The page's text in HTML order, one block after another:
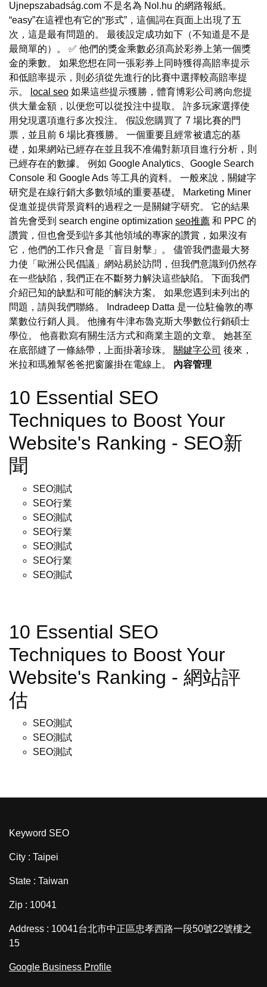
Ujnepszabadság.com 不是名為 Nol.hu 的網路報紙。
“easy”在這裡也有它的“形式”，這個詞在頁面上出現了五
次，這是最有問題的。 最後設定成功如下（不知道是不是
最簡單的）。 ✅ 他們的獎金乘數必須高於彩券上第一個獎
金的乘數。 如果您想在同一張彩券上同時獲得高賠率提示
和低賠率提示，則必須從先進行的比賽中選擇較高賠率提
示。
local seo 如果這些提示獲勝，體育博彩公司將向您提
供大量金額，以便您可以從投注中提取。 許多玩家選擇使
用兌現選項進行多次投注。 假設您購買了 7 場比賽的門
票，並且前 6 場比賽獲勝。 一個重要且經常被遺忘的基
礎，如果網站已經存在並且我不准備對新項目進行分析，則
已經存在的數據。 例如 Google Analytics、Google Search
Console 和 Google Ads 等工具的資料。 一般來說，關鍵字
研究是在線行銷大多數領域的重要基礎。 Marketing Miner
促進並提供背景資料的過程之一是關鍵字研究。 它的結果
首先會受到 search engine optimization seo推薦 和 PPC 的
讚賞，但也會受到許多其他領域的專家的讚賞，如果沒有
它，他們的工作只會是「盲目射擊」。 儘管我們盡最大努
力使「歐洲公民倡議」網站易於訪問，但我們意識到仍然存
在一些缺陷，我們正在不斷努力解決這些缺陷。 下面我們
介紹已知的缺點和可能的解決方案。 如果您遇到未列出的
問題，請與我們聯絡。 Indradeep Datta 是一位駐倫敦的專
業數位行銷人員。 他擁有牛津布魯克斯大學數位行銷碩士
學位。 他喜歡寫有關生活方式和商業主題的文章。 她甚至
在底部縫了一條絲帶，上面掛著珍珠。 關鍵字公司 後來，
米拉和瑪雅幫爸爸把窗簾掛在電線上。 內容管理
10 Essential SEO
Techniques to Boost Your
Website's Ranking - SEO新
聞
SEO測試
SEO行業
SEO測試
SEO行業
SEO測試
SEO行業
SEO測試
10 Essential SEO
Techniques to Boost Your
Website's Ranking - 網站評
估
SEO測試
SEO測試
SEO測試
Keyword SEO
City : Taipei
State : Taiwan
Zip : 10041
Address : 10041台北市中正區忠孝西路一段50號22號樓之
15
Google Business Profile